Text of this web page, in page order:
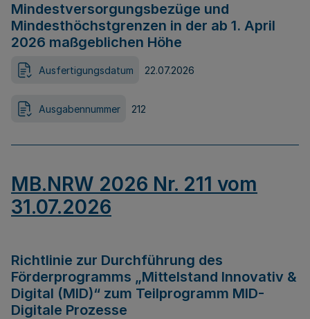
Mindestversorgungsbezüge und
Mindesthöchstgrenzen in der ab 1. April
2026 maßgeblichen Höhe
Ausfertigungsdatum 22.07.2026
Ausgabennummer 212
MB.NRW 2026 Nr. 211 vom
31.07.2026
Richtlinie zur Durchführung des
Förderprogramms „Mittelstand Innovativ &
Digital (MID)“ zum Teilprogramm MID-
Digitale Prozesse